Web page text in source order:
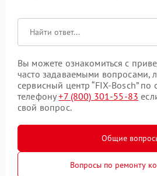
Вы можете ознакомиться с
часто задаваемыми вопросами,
сервисный центр “FIX-Bosch”
телефону+7 (800) 301-55-83
свой вопрос.
Общие
Вопросы по ремонту